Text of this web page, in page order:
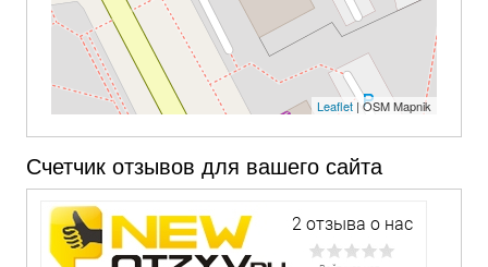
Leaflet| OSM Mapnik
Счетчик отзывов для вашего сайта